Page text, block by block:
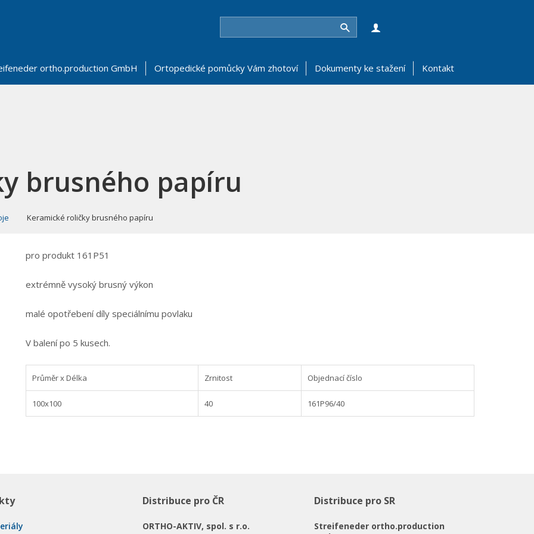
Hledat
ortho.production GmbH Ortopedické pomůcky Vám zhotoví Dokumenty ke stažení Kontakt
brusného papíru
Keramické roličky brusného papíru
pro produkt 161P51
extrémně vysoký brusný výkon
malé opotřebení díly speciálnímu povlaku
V balení po 5 kusech.
Průměr x Délka Zrnitost Objednací číslo
100x100 40 161P96/40
Distribuce pro ČR
ORTHO-AKTIV, spol. s r.o.
Distribuce pro SR
Streifeneder ortho.production